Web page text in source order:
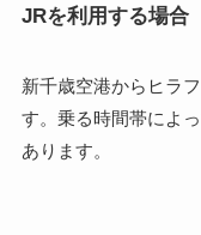
JRを利用する場合
新千歳空港からヒラ
す。乗る時間帯によ
あります。